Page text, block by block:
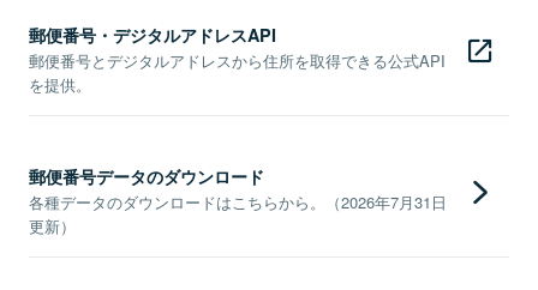
郵便番号・デジタルアドレスAPI
郵便番号とデジタルアドレスから住所を取得できる公式API
を提供。
郵便番号データのダウンロード
各種データのダウンロードはこちらから。（2026年7月31日
更新）